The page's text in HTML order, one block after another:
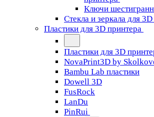
Ключи
Стекла и зеркала для
Пластики для 3D принтера
Пластики для 3D
NovaPrint3D by
Bambu Lab пластики
Dowell 3D
FusRock
LanDu
PinRui